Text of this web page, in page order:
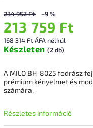
234 952 Ft –9 %
213 759 Ft
168 314 Ft ÁFA nélkül
Készleten (2 db)
A MILO BH-8025 fodrász
prémium kényelmet és
számára.
Részletes információ